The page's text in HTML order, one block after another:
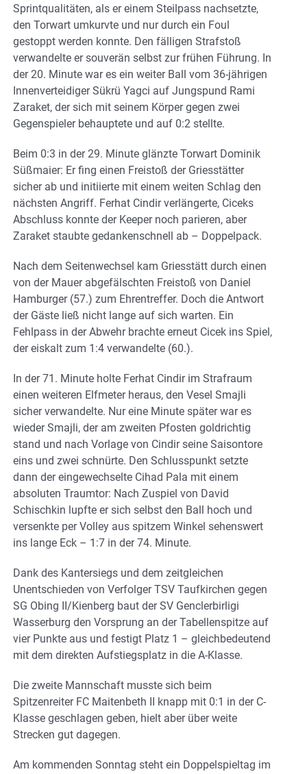
Sprintqualitäten, als er einem Steilpass nachsetzte,
den Torwart umkurvte und nur durch ein Foul
gestoppt werden konnte. Den fälligen Strafstoß
verwandelte er souverän selbst zur frühen Führung. In
der 20. Minute war es ein weiter Ball vom 36-jährigen
Innenverteidiger Sükrü Yagci auf Jungspund Rami
Zaraket, der sich mit seinem Körper gegen zwei
Gegenspieler behauptete und auf 0:2 stellte.
Beim 0:3 in der 29. Minute glänzte Torwart Dominik
Süßmaier: Er fing einen Freistoß der Griesstätter
sicher ab und initiierte mit einem weiten Schlag den
nächsten Angriff. Ferhat Cindir verlängerte, Ciceks
Abschluss konnte der Keeper noch parieren, aber
Zaraket staubte gedankenschnell ab – Doppelpack.
Nach dem Seitenwechsel kam Griesstätt durch einen
von der Mauer abgefälschten Freistoß von Daniel
Hamburger (57.) zum Ehrentreffer. Doch die Antwort
der Gäste ließ nicht lange auf sich warten. Ein
Fehlpass in der Abwehr brachte erneut Cicek ins Spiel,
der eiskalt zum 1:4 verwandelte (60.).
In der 71. Minute holte Ferhat Cindir im Strafraum
einen weiteren Elfmeter heraus, den Vesel Smajli
sicher verwandelte. Nur eine Minute später war es
wieder Smajli, der am zweiten Pfosten goldrichtig
stand und nach Vorlage von Cindir seine Saisontore
eins und zwei schnürte. Den Schlusspunkt setzte
dann der eingewechselte Cihad Pala mit einem
absoluten Traumtor: Nach Zuspiel von David
Schischkin lupfte er sich selbst den Ball hoch und
versenkte per Volley aus spitzem Winkel sehenswert
ins lange Eck – 1:7 in der 74. Minute.
Dank des Kantersiegs und dem zeitgleichen
Unentschieden von Verfolger TSV Taufkirchen gegen
SG Obing II/Kienberg baut der SV Genclerbirligi
Wasserburg den Vorsprung an der Tabellenspitze auf
vier Punkte aus und festigt Platz 1 – gleichbedeutend
mit dem direkten Aufstiegsplatz in die A-Klasse.
Die zweite Mannschaft musste sich beim
Spitzenreiter FC Maitenbeth II knapp mit 0:1 in der C-
Klasse geschlagen geben, hielt aber über weite
Strecken gut dagegen.
Am kommenden Sonntag steht ein Doppelspieltag im